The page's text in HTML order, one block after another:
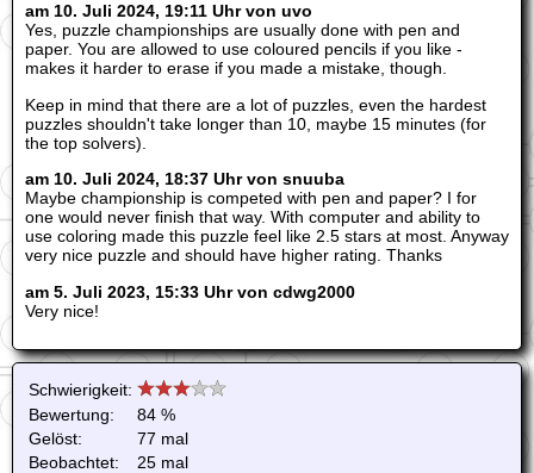
am 10. Juli 2024, 19:11 Uhr von uvo
Yes, puzzle championships are usually done with pen and
paper. You are allowed to use coloured pencils if you like -
makes it harder to erase if you made a mistake, though.
Keep in mind that there are a lot of puzzles, even the hardest
puzzles shouldn't take longer than 10, maybe 15 minutes (for
the top solvers).
am 10. Juli 2024, 18:37 Uhr von snuuba
Maybe championship is competed with pen and paper? I for
one would never finish that way. With computer and ability to
use coloring made this puzzle feel like 2.5 stars at most. Anyway
very nice puzzle and should have higher rating. Thanks
am 5. Juli 2023, 15:33 Uhr von cdwg2000
Very nice!
Schwierigkeit:
Bewertung:
84 %
Gelöst:
77 mal
Beobachtet:
25 mal